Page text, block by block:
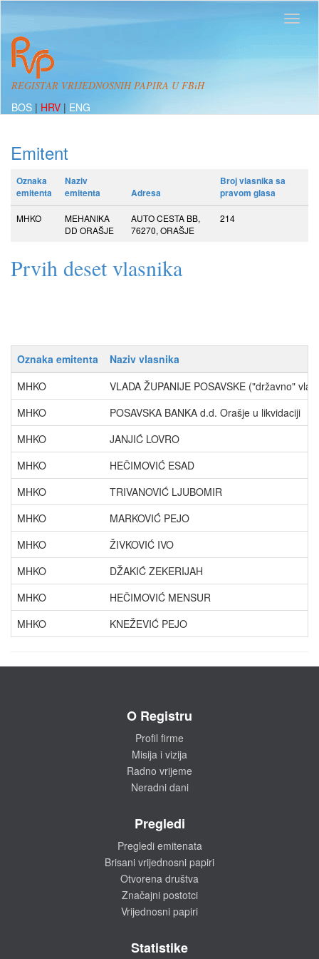
REGISTAR VRIJEDNOSNIH PAPIRA U FBiH
BOS | HRV | ENG
Emitent
Oznaka
emitenta
Naziv
emitenta
Adresa
Broj vlasnika sa
pravom glasa
MHKO
MEHANIKA
DD ORAŠJE
AUTO CESTA BB,
76270, ORAŠJE
214
Prvih deset vlasnika
Oznaka emitenta
Naziv vlasnika
MHKO
VLADA ŽUPANIJE POSAVSKE ("državno"
MHKO
POSAVSKA BANKA d.d. Orašje u likvidaciji
MHKO
JANJIĆ LOVRO
MHKO
HEČIMOVIĆ ESAD
MHKO
TRIVANOVIĆ LJUBOMIR
MHKO
MARKOVIĆ PEJO
MHKO
ŽIVKOVIĆ IVO
MHKO
DŽAKIĆ ZEKERIJAH
MHKO
HEČIMOVIĆ MENSUR
MHKO
KNEŽEVIĆ PEJO
O Registru
Profil firme
Misija i vizija
Radno vrijeme
Neradni dani
Pregledi
Pregledi emitenata
Brisani vrijednosni papiri
Otvorena društva
Značajni postotci
Vrijednosni papiri
Statistike